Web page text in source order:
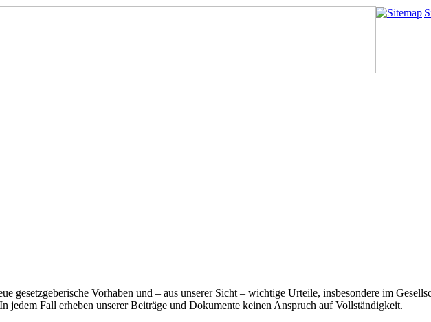
gesetzgeberische Vorhaben und – aus unserer Sicht – wichtige Urteile, insbesondere im
jedem Fall erheben unserer Beiträge und Dokumente keinen Anspruch auf Vollständigkeit.